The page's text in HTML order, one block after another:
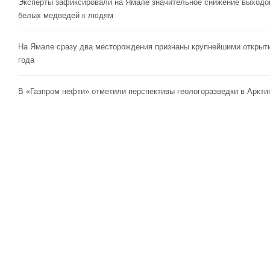
Эксперты зафиксировали на Ямале значительное снижение
белых медведей к людям
На Ямале сразу два месторождения признаны крупнейшими
года
В «Газпром нефти» отметили перспективы геологоразведки в